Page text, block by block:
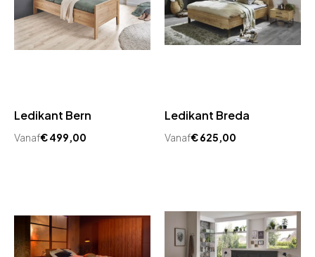
Ledikant Bern
Vanaf€499,00
Ledikant Breda
Vanaf€625,00